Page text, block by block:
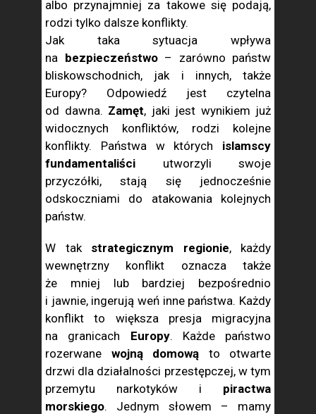
albo przynajmniej za takowe się podają,
rodzi tylko dalsze konflikty.
Jak taka sytuacja wpływa
na bezpieczeństwo– zarówno państw
bliskowschodnich, jak i innych, także
Europy? Odpowiedź jest czytelna
od dawna. Zamęt, jaki jest wynikiem już
widocznych konfliktów, rodzi kolejne
konflikty. Państwa w których islamscy
fundamentaliści utworzyli swoje
przyczółki, stają się jednocześnie
odskoczniami do atakowania kolejnych
państw.
W tak strategicznym regionie, każdy
wewnętrzny konflikt oznacza także
że mniej lub bardziej bezpośrednio
i jawnie, ingerują weń inne państwa. Każdy
konflikt to większa presja migracyjna
na granicach Europy. Każde państwo
rozerwane wojną domową to otwarte
drzwi dla działalności przestępczej, w tym
przemytu narkotyków i piractwa
morskiego. Jednym słowem – mamy